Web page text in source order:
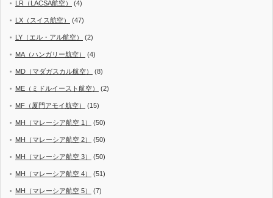
LR（LACSA航空） (4)
LX（スイス航空） (47)
LY（エル・アル航空） (2)
MA（ハンガリー航空） (4)
MD（マダガスカル航空） (8)
ME（ミドルイースト航空） (2)
MF（厦門アモイ航空） (15)
MH（マレーシア航空 1） (50)
MH（マレーシア航空 2） (50)
MH（マレーシア航空 3） (50)
MH（マレーシア航空 4） (51)
MH（マレーシア航空 5） (7)